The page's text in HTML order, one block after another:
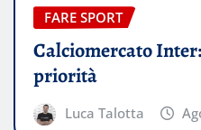
FARE SPORT
Calciomercato
priorità
Luca Talotta